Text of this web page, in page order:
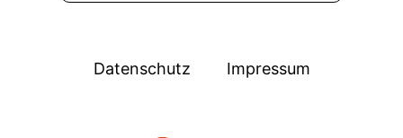
Datenschutz Impressum